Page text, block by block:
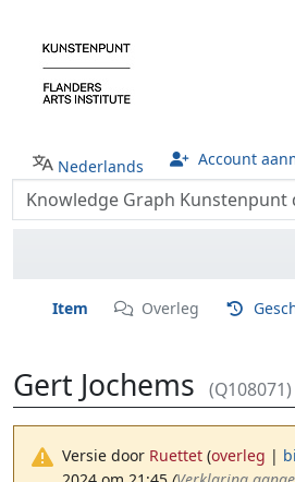
Nederlands Account
Item Overleg
Gert Jochems (Q108071)
Versie door Ruettet (overleg |